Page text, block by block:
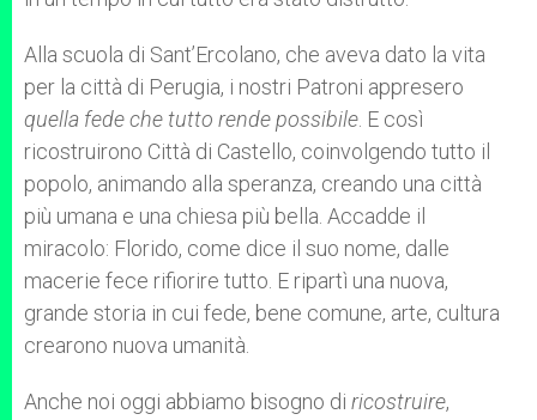
Alla scuola di Sant’Ercolano, che aveva dato la vita
per la città di Perugia, i nostri Patroni appresero
quella fede che tutto rende possibile . E così
ricostruirono Città di Castello, coinvolgendo tutto il
popolo, animando alla speranza, creando una città
più umana e una chiesa più bella. Accadde il
miracolo: Florido, come dice il suo nome, dalle
macerie fece rifiorire tutto. E ripartì una nuova,
grande storia in cui fede, bene comune, arte, cultura
crearono nuova umanità.
Anche noi oggi abbiamo bisogno di ricostruire,